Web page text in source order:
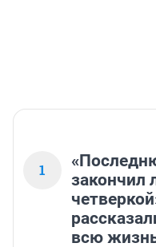
1
закончил
всю